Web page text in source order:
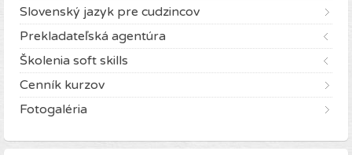
Slovenský jazyk pre cudzincov
Prekladateľská agentúra
Školenia soft skills
Cenník kurzov
Fotogaléria